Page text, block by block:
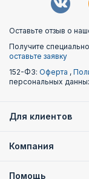
Оставьте отзыв о
Получите
оставьте заявку
152-ФЗ: Оферта ,
персональных
Для клиентов
Компания
Помощь